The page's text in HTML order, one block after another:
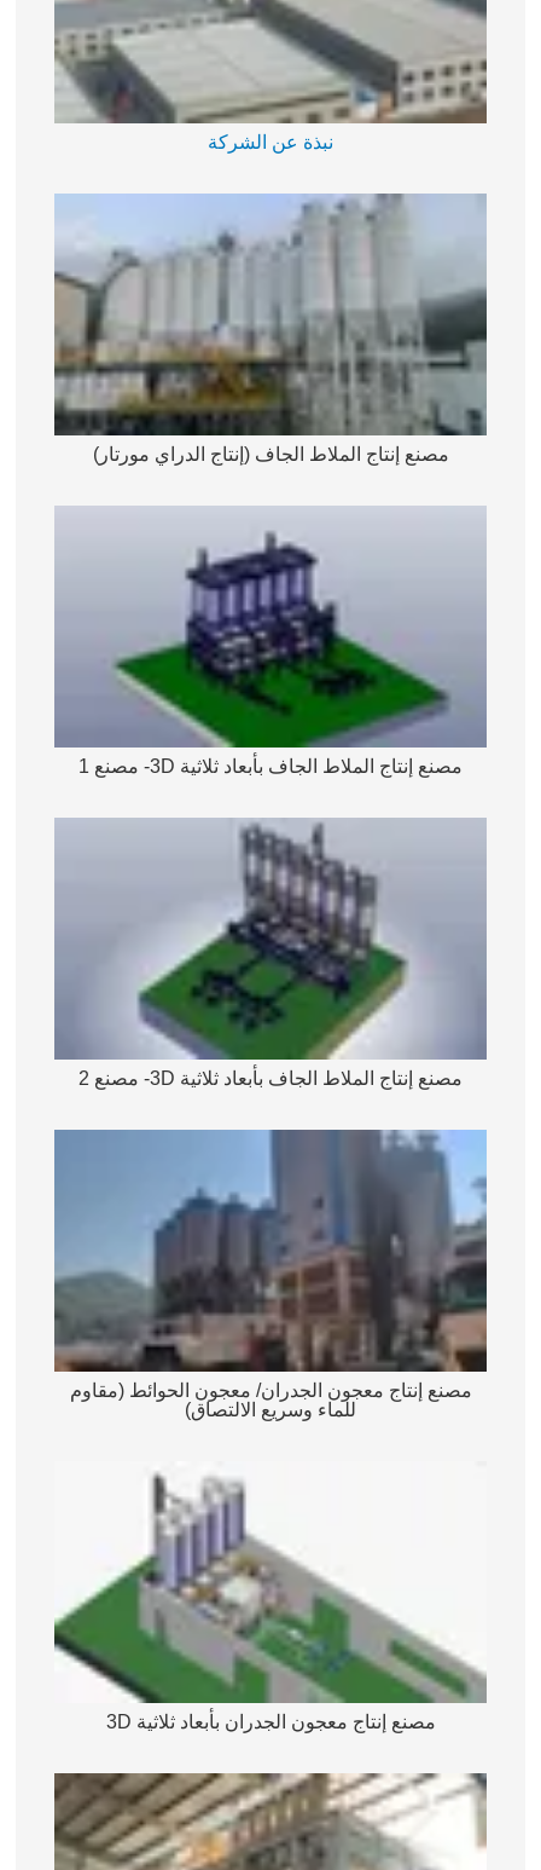
نبذة عن الشركة
مصنع إنتاج الملاط الجاف (إنتاج الدراي مورتار)
مصنع إنتاج الملاط الجاف بأبعاد ثلاثية 3D- مصنع 1
مصنع إنتاج الملاط الجاف بأبعاد ثلاثية 3D- مصنع 2
مصنع إنتاج معجون الجدران/ معجون الحوائط (مقاوم
للماء وسريع الالتصاق)
مصنع إنتاج معجون الجدران بأبعاد ثلاثية 3D